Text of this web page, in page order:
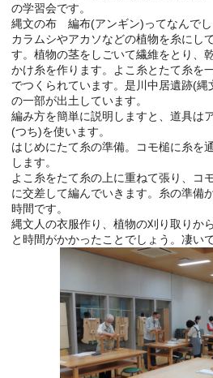
の学習会です。
縄文の布 編布(アンギン)ってなんでし
カラムシやアカソなどの植物を糸にし
す。植物の茎をしごいて繊維をとり、
かけ糸を作ります。よこ糸とたて糸を
でつくられています。是川中居遺跡(
の一部が出土しています。
編み方を簡単に説明しますと、道具は
(つち)を使います。
はじめにたて糸の準備。コモ槌に糸を
します。
よこ糸をたて糸の上に重ねて張り、コ
に交差して編んでいきます。糸の準備
時間です。
縄文人の衣服作り、植物の刈り取りか
と時間がかかったことでしょう。凄い